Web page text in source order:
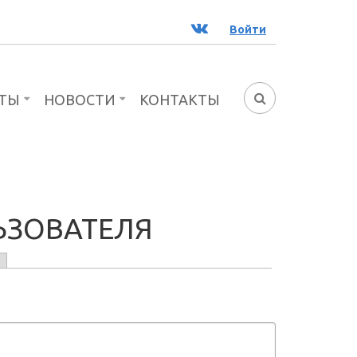
ВК Войти
ФОРМА
НОВОСТИ КОНТАКТЫ